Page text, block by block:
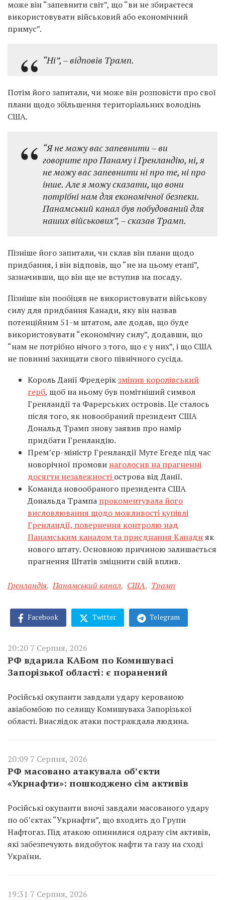
може він “запевнити світ”, що “ви не збираєтеся
використовувати військовий або економічний
примус”.
“Ні”, – відповів Трамп.
Потім його запитали, чи може він розповісти про свої
плани щодо збільшення територіальних володінь
США.
“Я не можу вас запевнити – ви
говорите про Панаму і Гренландію, ні, я
не можу вас запевнити ні про те, ні про
інше. Але я можу сказати, що вони
потрібні нам для економічної безпеки.
Панамський канал був побудований для
наших військових”, – сказав Трамп.
Пізніше його запитали, чи склав він плани щодо
придбання, і він відповів, що “не на цьому етапі”,
зазначивши, що він ще не вступив на посаду.
Пізніше він пообіцяв не використовувати військову
силу для придбання Канади, яку він назвав
потенційним 51-м штатом, але додав, що буде
використовувати “економічну силу”, додавши, що
“нам не потрібно нічого з того, що є у них”, і що США
не повинні захищати свого північного сусіда.
Король Данії Фредерікзмінив королівський
герб, щоб на ньому був помітніший символ
Гренландії та Фарерських островів. Це сталось
після того, як новообраний президент США
Дональд Трамп знову заявив про намір
придбати Гренландію.
Прем’єр-міністр Гренландії Муте Егеде під час
новорічної промови наголосив на прагненні
досягти незалежності острова від Данії.
Команда новообраного президента США
Дональда Трампа прокоментувала його
висловлювання щодо можливості купівлі
Гренландії, повернення контролю над
Панамським каналом та приєднання Канадияк
нового штату. Основною причиною залишається
прагнення Штатів зміцнити свій вплив.
Гренландія, Панамський канал, США, Трамп
Facebook Twitter Telegram
20:20 7 Серпня, 2026
РФ вдарила КАБом по Комишувасі
Запорізької області: є поранений
Російські окупанти завдали удару керованою
авіабомбою по селищу Комишуваха Запорізької
області. Внаслідок атаки постраждала людина.
20:09 7 Серпня, 2026
РФ масовано атакувала об’єкти
«Укрнафти»: пошкоджено сім активів
Російські окупанти вночі завдали масованого удару
по об’єктах “Укрнафти”, що входить до Групи
Нафтогаз. Під атакою опинилися одразу сім активів,
які забезпечують видобуток нафти та газу на сході
України.
19:31 7 Серпня, 2026